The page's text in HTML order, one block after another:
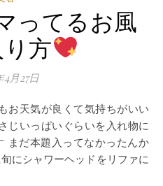
ってるお風
方
4月27日
お天気が良くて気持ちがいい
じいっぱいぐらいを入れ物に
まだ本題入ってなかったんか
にシャワーヘッドをリファに